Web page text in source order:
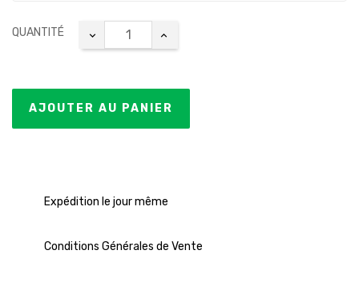
QUANTITÉ
AJOUTER AU PANIER
Expédition le jour même
Conditions Générales de Vente